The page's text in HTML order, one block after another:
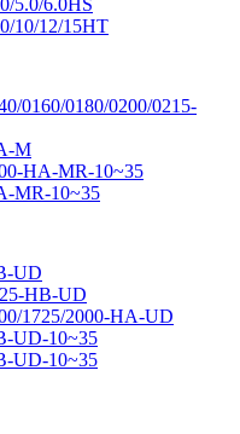
5.0/6.0HS
10/12/15HT
0160/0180/0200/0215-
M
HA-MR-10~35
MR-10~35
UD
HB-UD
1725/2000-HA-UD
UD-10~35
UD-10~35